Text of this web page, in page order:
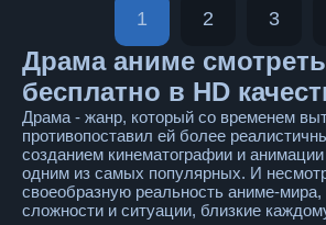
1 2 3
Драма аниме
бесплатно в HD
Драма - жанр, который со временем
противопоставил ей более
созданием кинематографии и
одним из самых популярных. И
своеобразную реальность аниме-
сложности и ситуации, близкие